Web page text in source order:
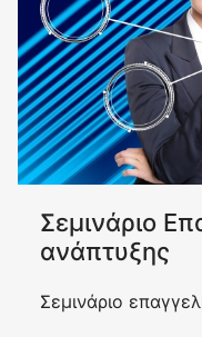
Σεμινάριο
ανάπτυξης
Σεμινάριο